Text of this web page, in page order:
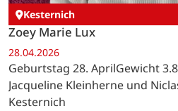
Kesternich
Zoey Marie Lux
28.04.2026
Geburtstag 28. AprilGewicht
Jacqueline Kleinherne und
Kesternich